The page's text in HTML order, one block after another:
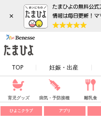
×
TOP 妊娠・出産
育児グッズ 病気・予防接種 離乳食
ひよこクラブ アプリ